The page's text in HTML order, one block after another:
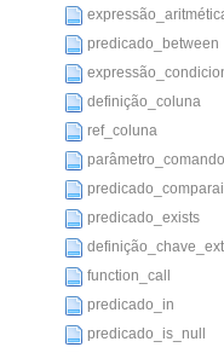
predicado_between
definição_coluna
ref_coluna
parâmetro_comando
predicado_exists
function_call
predicado_in
predicado_is_null